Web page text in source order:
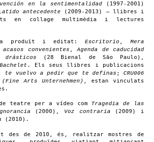
en la sentimentalidad(1997-2001)
antecedente
(2009-2013) – llibres i
en collage multimèdia i lectures
produït i editat: Escritorio , Mera
acasos convenientes ,Agenda de caducidad
drásticos
(28 Bienal de São Paulo),
. Els seus llibres i publicacions
te vuelvo a pedir que te definas ;CRU006
Arts Unternehmen) , estan vinculats
teatre per a vídeo com Tragedia de las
(2000), Voz contraria (2009) i
(2010).
des de 2010, és, realitzar mostres de